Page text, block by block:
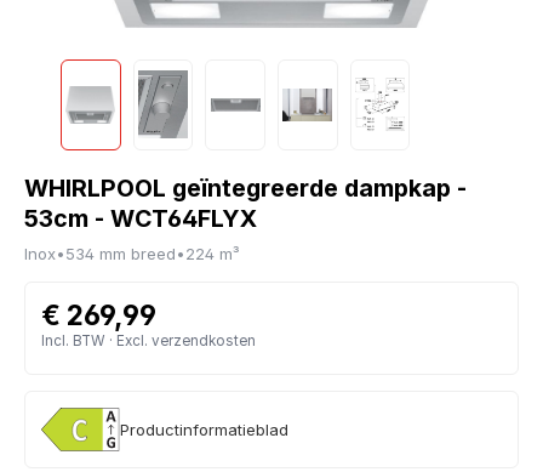
WHIRLPOOL geïntegreerde dampkap -
53cm - WCT64FLYX
Inox•534 mm breed•224 m³
€ 269,99
Incl. BTW · Excl. verzendkosten
Productinformatieblad